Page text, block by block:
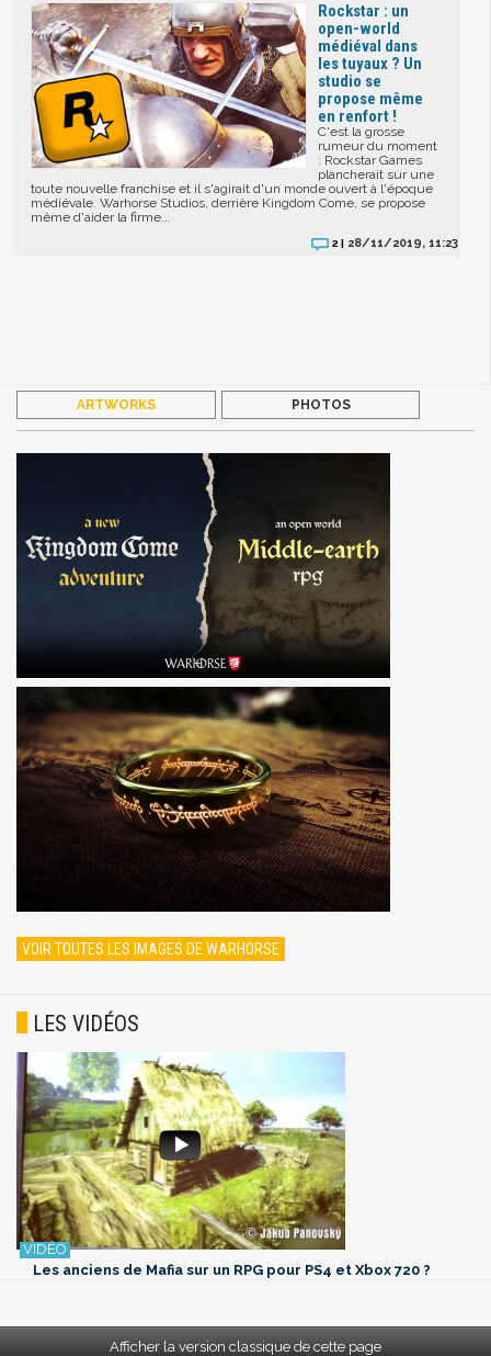
Rockstar : un
open-world
médiéval dans
les tuyaux ? Un
studio se
propose même
en renfort !
C'est la grosse
rumeur du moment
: Rockstar Games
plancherait sur une
toute nouvelle franchise et il s'agirait d'un monde ouvert à l'époque
médiévale. Warhorse Studios, derrière Kingdom Come, se propose
même d'aider la firme...
2 | 28/11/2019, 11:23
ARTWORKS PHOTOS
VOIR TOUTES LES IMAGES DE WARHORSE
LES VIDÉOS
Les anciens de Mafia sur un RPG pour PS4 et Xbox 720 ?
Afficher la version classique de cette page